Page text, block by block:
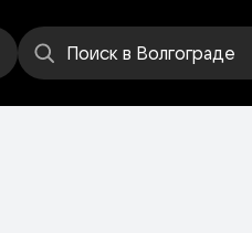
Поиск в Волгограде
Места